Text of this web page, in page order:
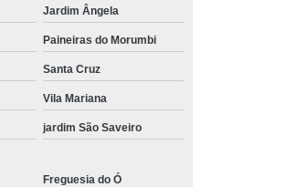
Jardim Ângela
Paineiras do Morumbi
Santa Cruz
Vila Mariana
jardim São Saveiro
Freguesia do Ó